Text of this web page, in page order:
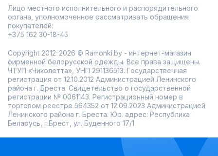
Лицо местного исполнительного и распорядительного
органа, уполномоченное рассматривать обращения
покупателей:
+375 162 30-18-45
Copyright 2012-2026 © Ramonki.by - интернет-магазин
фирменной белорусской одежды. Все права защищены.
ЧТУП «Чиколетта», УНП 291136513. Государственная
регистрация от 12.10.2012 Администрацией Ленинского
района г. Бреста. Свидетельство о государственной
регистрации № 0061143. Регистрационный номер в
торговом реестре 564352 от 12.09.2023 Администрацией
Ленинского района г. Бреста. Юр. адрес: Республика
Беларусь, г.Брест, ул. Буденного 17/1.